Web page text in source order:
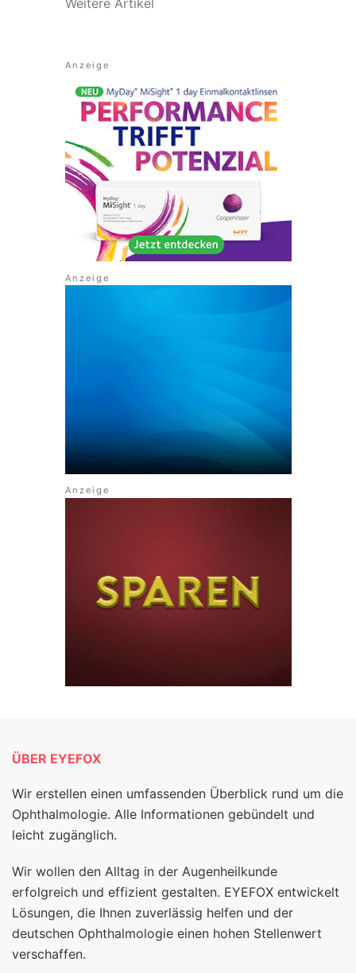
ÜBER EYEFOX
Wir erstellen einen umfassenden Überblick rund um die
Ophthalmologie. Alle Informationen gebündelt und
leicht zugänglich.
Wir wollen den Alltag in der Augenheilkunde
erfolgreich und effizient gestalten. EYEFOX entwickelt
Lösungen, die Ihnen zuverlässig helfen und der
deutschen Ophthalmologie einen hohen Stellenwert
verschaffen.